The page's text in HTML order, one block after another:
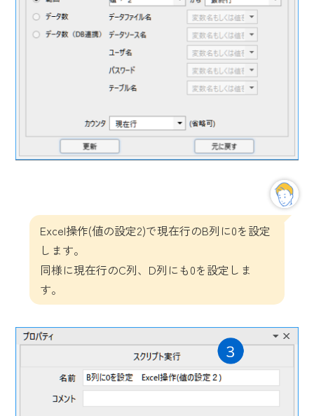
Excel操作(値の設定2)で現在行のB列に0を設定
します。
同様に現在行のC列、D列にも0を設定しま
す。